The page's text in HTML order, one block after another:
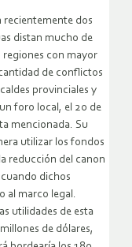
recientemente dos
distan mucho de
regiones con mayor
de conflictos
provinciales y
foro local, el 20 de
mencionada. Su
utilizar los fondos
reducción del canon
dichos
al marco legal.
utilidades de esta
de dólares,